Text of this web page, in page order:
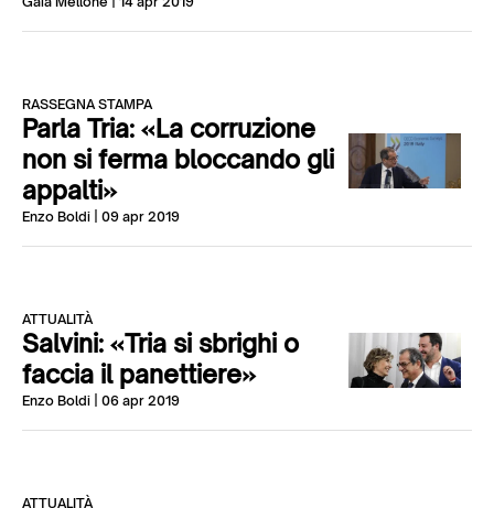
RASSEGNA STAMPA
Parla Tria: «La corruzione
non si ferma bloccando gli
appalti»
Enzo Boldi | 09 apr 2019
ATTUALITÀ
Salvini: «Tria si sbrighi o
faccia il panettiere»
Enzo Boldi | 06 apr 2019
ATTUALITÀ